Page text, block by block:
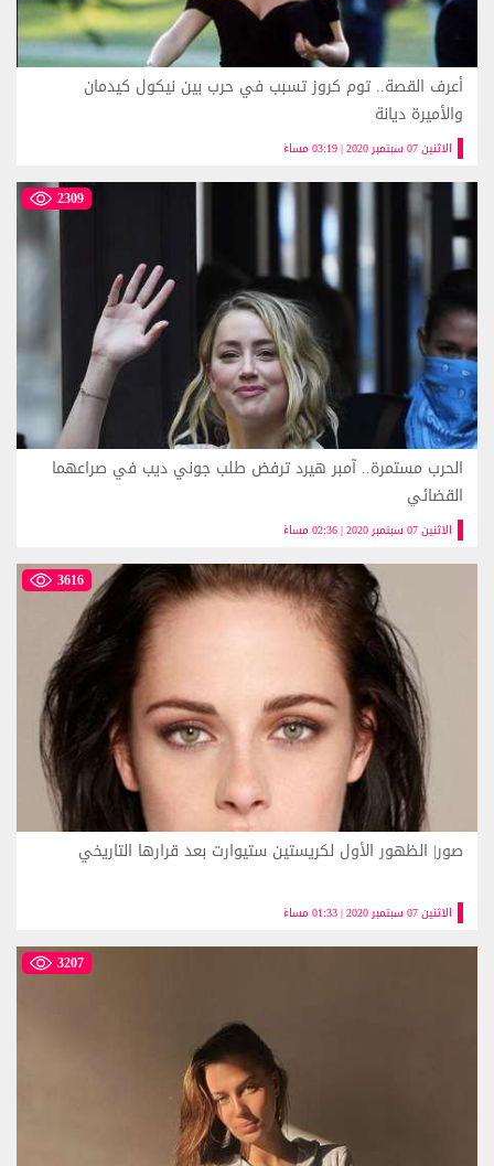
الاثنين 07 سبتمبر 2020 | 03:19 مساءً
أعرف القصة.. توم كروز تسبب في حرب بين نيكول كيدمان
والأميرة ديانة
2309
الاثنين 07 سبتمبر 2020 | 02:36 مساءً
الحرب مستمرة.. آمبر هيرد ترفض طلب جوني ديب في صراعهما
القضائي
3616
الاثنين 07 سبتمبر 2020 | 01:33 مساءً
صور| الظهور الأول لكريستين ستيوارت بعد قرارها التاريخي
3207